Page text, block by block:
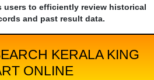
users to efficiently review historical
and past result data.
KERALA KING
ONLINE